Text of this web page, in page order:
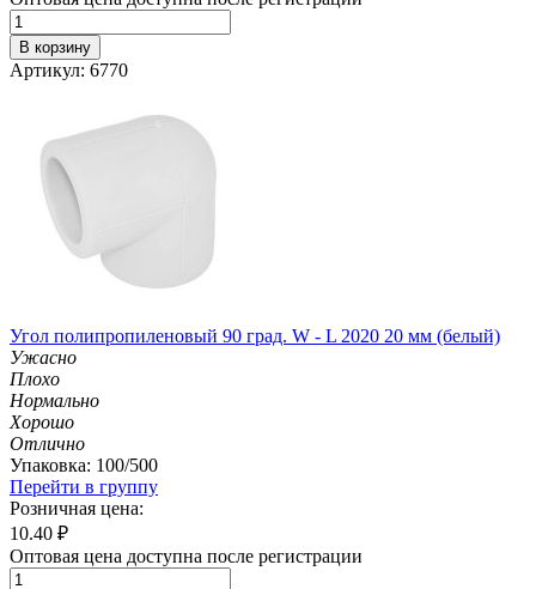
В корзину
Артикул: 6770
Угол полипропиленовый 90 град. W - L 2020 20 мм (белый)
Ужасно
Плохо
Нормально
Хорошо
Отлично
Упаковка: 100/500
Перейти в группу
Розничная цена:
10.40 ₽
Оптовая цена доступна после регистрации